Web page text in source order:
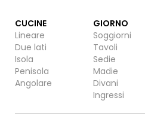
CUCINE
Lineare
Due lati
Isola
Penisola
Angolare
GIORNO
Soggiorni
Tavoli
Sedie
Madie
Divani
Ingressi